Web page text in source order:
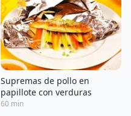
Supremas de pollo en
papillote con verduras
60 min